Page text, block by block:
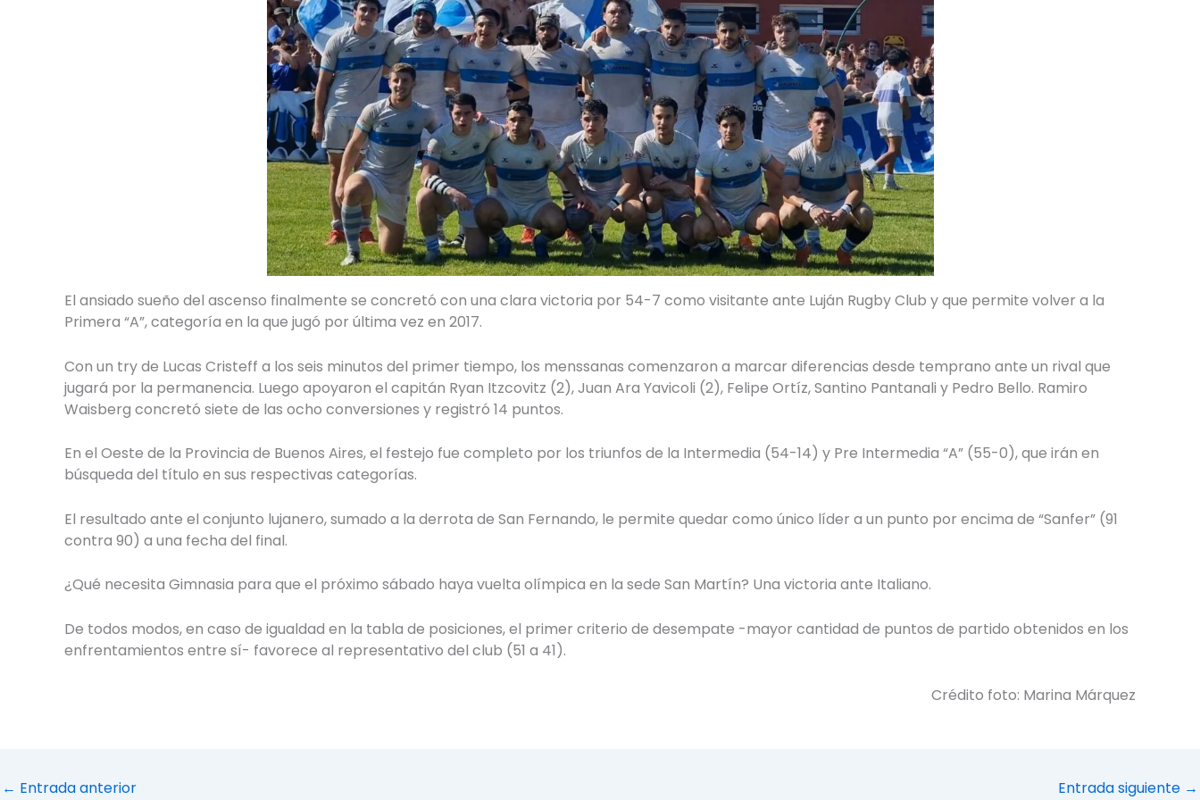
El ansiado sueño del ascenso finalmente se concretó con una clara victoria por 54-7 como visitante ante Luján Rugby Club y que permite volver a la
Primera “A”, categoría en la que jugó por última vez en 2017.
Con un try de Lucas Cristeff a los seis minutos del primer tiempo, los menssanas comenzaron a marcar diferencias desde temprano ante un rival que
jugará por la permanencia. Luego apoyaron el capitán Ryan Itzcovitz (2), Juan Ara Yavicoli (2), Felipe Ortíz, Santino Pantanali y Pedro Bello. Ramiro
Waisberg concretó siete de las ocho conversiones y registró 14 puntos.
En el Oeste de la Provincia de Buenos Aires, el festejo fue completo por los triunfos de la Intermedia (54-14) y Pre Intermedia “A” (55-0), que irán en
búsqueda del título en sus respectivas categorías.
El resultado ante el conjunto lujanero, sumado a la derrota de San Fernando, le permite quedar como único líder a un punto por encima de “Sanfer” (91
contra 90) a una fecha del final.
¿Qué necesita Gimnasia para que el próximo sábado haya vuelta olímpica en la sede San Martín? Una victoria ante Italiano.
De todos modos, en caso de igualdad en la tabla de posiciones, el primer criterio de desempate -mayor cantidad de puntos de partido obtenidos en los
enfrentamientos entre sí- favorece al representativo del club (51 a 41).
Crédito foto: Marina Márquez
← Entrada anterior Entrada siguiente →